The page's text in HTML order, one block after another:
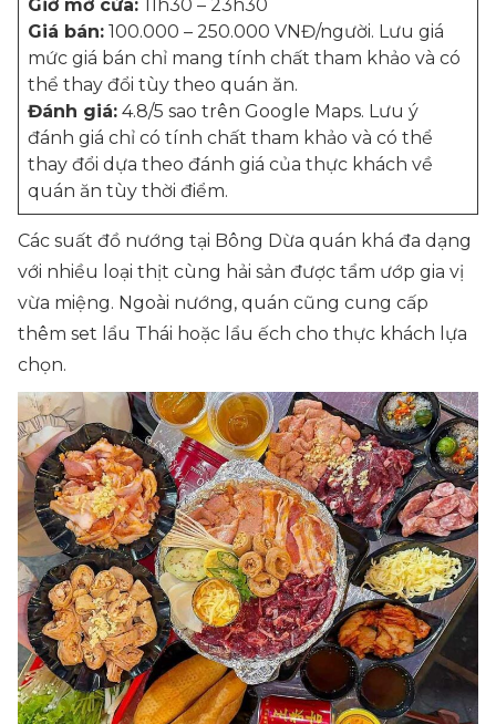
Giờ mở cửa: 11h30 – 23h30
Giá bán: 100.000 – 250.000 VNĐ/người. Lưu giá
mức giá bán chỉ mang tính chất tham khảo và có
thể thay đổi tùy theo quán ăn.
Đánh giá: 4.8/5 sao trên Google Maps. Lưu ý
đánh giá chỉ có tính chất tham khảo và có thể
thay đổi dựa theo đánh giá của thực khách về
quán ăn tùy thời điểm.
Các suất đồ nướng tại Bông Dừa quán khá đa dạng
với nhiều loại thịt cùng hải sản được tẩm ướp gia vị
vừa miệng. Ngoài nướng, quán cũng cung cấp
thêm set lẩu Thái hoặc lẩu ếch cho thực khách lựa
chọn.